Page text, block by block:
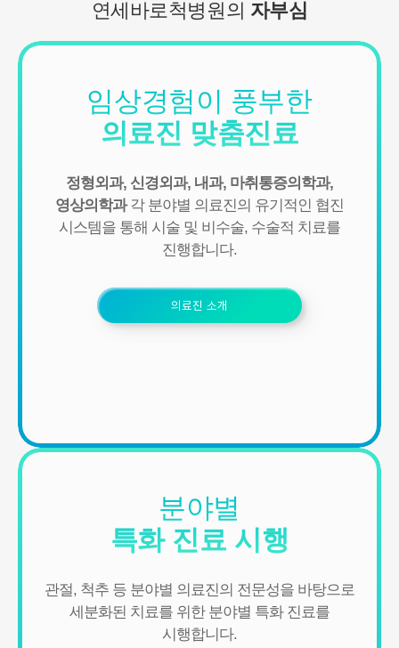
연세바로척병원의 자부심
임상경험이 풍부한
의료진 맞춤진료
정형외과, 신경외과, 내과, 마취통증의학과,
영상의학과각 분야별 의료진의 유기적인 협진
시스템을 통해 시술 및 비수술, 수술적 치료를
진행합니다.
의료진 소개
분야별
특화 진료 시행
관절, 척추 등 분야별 의료진의 전문성을 바탕으로
세분화된 치료를 위한 분야별 특화 진료를
시행합니다.
- 기타정보: 내원정보, 처방정보, 진료정보, 카드사명, 카드번호 등 카
2. 개인정보 수집 방법
신청, 서면양식, 팩스, 전화, 게시판, 이메일
3. 서비스 이용과정에서 아래와 같은 정보들이 자동으로 생성되어 수
■ 개인정보의 수집 및 이용목적
연세바로척병원에서는 개인정보를 다음의 목적이외의 용도로는 이
용하지 않으며 이용 목적이 변경될 경우에는 동의를 받아 처리하겠
- 진료정보: 진단 및 치료를 위한 진료서비스와 청구, 수납 및 환급 등
의 원무 서비스 제공
2. 회원관리
서비스 이용에 따른 본인확인, 개인 식별, 불량회원의 부정 이용 방지
와 비인가 사용방지, 만 14세미만 아동 개인정보 수집 시 법정 대리인
존, 불만처리 등 민원처리, 고지사항 전달, 회원 관리를 위한 각종 정
보 제공, 소식 전달, 설문조사
3. 신규 서비스 개발 및 마케팅, 광고에의 활용
및 참여기회 제공
- 이벤트 프로모션에 참여하거나 선택형 서비스를 이용하려는 경우
회원의 별도 동의 하에 아래의 정보를 수집할 수 있습니다.
• 휴대전화번호, 전자우편 주소, 주소, 성별, 지역